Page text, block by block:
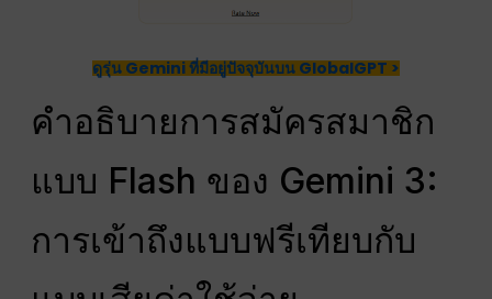
ดูรุ่น Gemini ที่มีอยู่ปัจจุบันบน GlobalGPT >
คำอธิบายการสมัครสมาชิก
แบบ Flash ของ Gemini 3:
การเข้าถึงแบบฟรีเทียบกับ